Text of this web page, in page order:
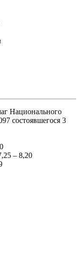
Национального
состоявшегося 3
– 8,20